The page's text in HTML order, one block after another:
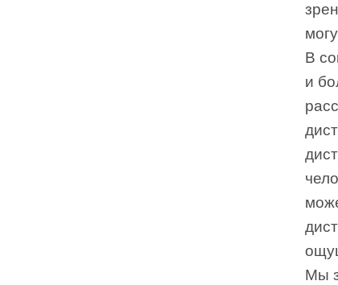
В
и
Мы